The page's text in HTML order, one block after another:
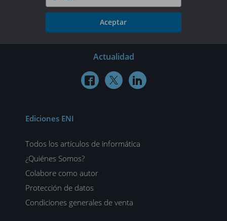
Aceptar
Actualidad
  
Ediciones ENI
Todos los artículos de informática
¿Quiénes Somos?
Colabore como autor
Protección de datos
Condiciones generales de venta